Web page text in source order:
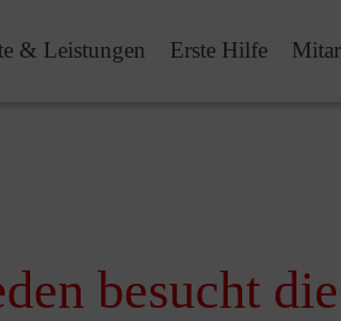
& Leistungen Erste Hilfe
besucht